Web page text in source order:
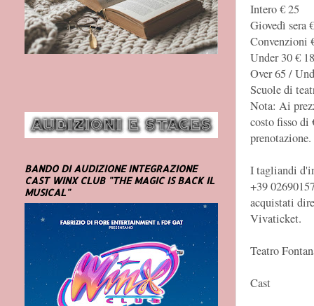
Intero € 25
Giovedì sera
Convenzioni
Under 30 € 18
Over 65 /
Scuole di
Nota: Ai
costo fisso di
prenotazione.
I tagliandi
+39
acquistati
Vivaticket.
Teatro
Cast
BANDO DI AUDIZIONE INTEGRAZIONE
CAST WINX CLUB "THE MAGIC IS BACK IL
MUSICAL"